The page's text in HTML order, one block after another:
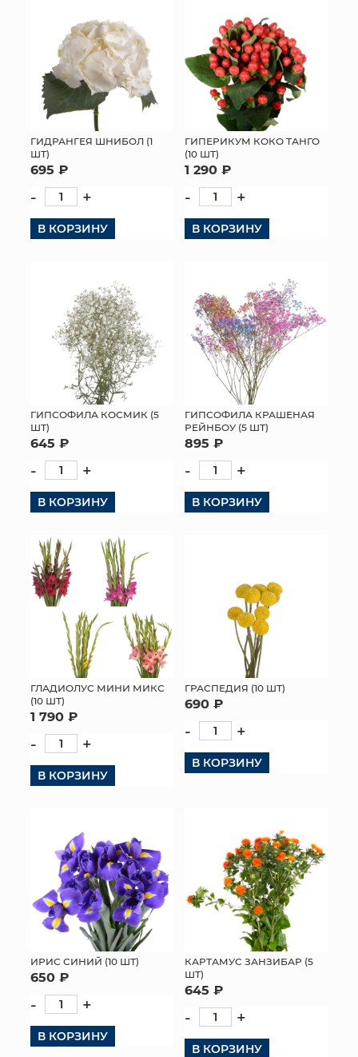
ГИДРАНГЕЯ ШНИБОЛ (1
ШТ)
695 ₽
- +
В КОРЗИНУ
ГИПЕРИКУМ КОКО ТАНГО
(10 ШТ)
1 290 ₽
- +
В КОРЗИНУ
ГИПСОФИЛА КОСМИК (5
ШТ)
645 ₽
- +
В КОРЗИНУ
ГИПСОФИЛА КРАШЕНАЯ
РЕЙНБОУ (5 ШТ)
895 ₽
- +
В КОРЗИНУ
ГЛАДИОЛУС МИНИ МИКС
(10 ШТ)
1 790 ₽
- +
В КОРЗИНУ
ГРАСПЕДИЯ (10 ШТ)
690 ₽
- +
В КОРЗИНУ
ИРИС СИНИЙ (10 ШТ)
650 ₽
- +
В КОРЗИНУ
КАРТАМУС ЗАНЗИБАР (5
ШТ)
645 ₽
- +
В КОРЗИНУ